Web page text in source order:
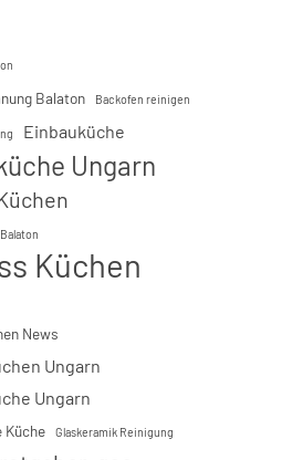
Balaton Backofen reinigen
Einbauküche
Ungarn
Küchen
News
Ungarn
Ungarn
Küche Glaskeramik Reinigung